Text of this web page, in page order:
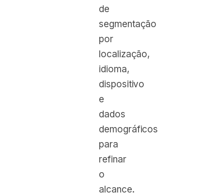
de
segmentação
por
localização,
idioma,
dispositivo
e
dados
demográficos
para
refinar
o
alcance.